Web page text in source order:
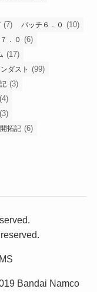
(7) パッチ６．０ (10)
．０ (6)
(17)
ダスト (99)
(3)
(4)
(3)
拓記 (6)
Bandai Namco